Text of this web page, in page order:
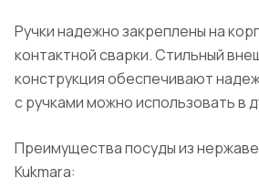
Ручки надежно закреплены на
контактной сварки. Стильный
конструкция обеспечивают
с ручками можно использовать в
Преимущества посуды из
Kukmara: